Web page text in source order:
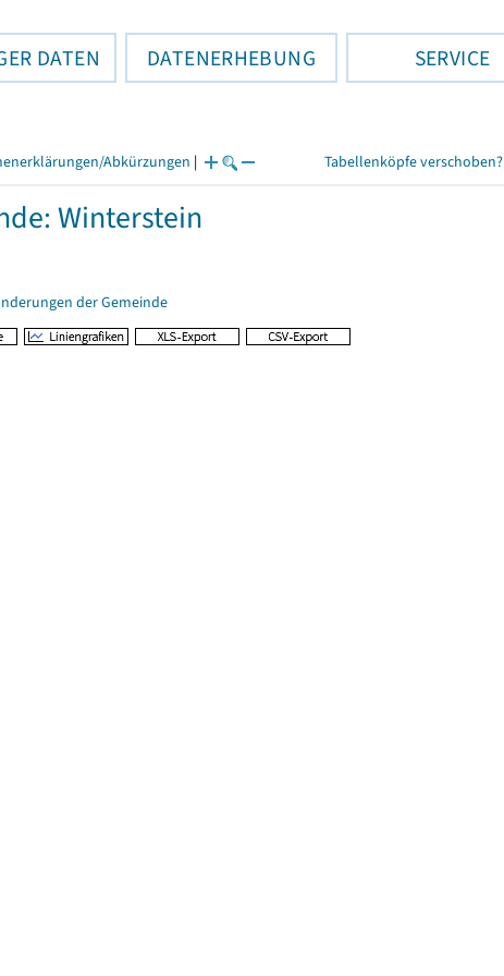
DATEN DATENERHEBUNG SERVICE
Abkürzungen | Tabellenköpfe verschoben?
Winterstein
der Gemeinde